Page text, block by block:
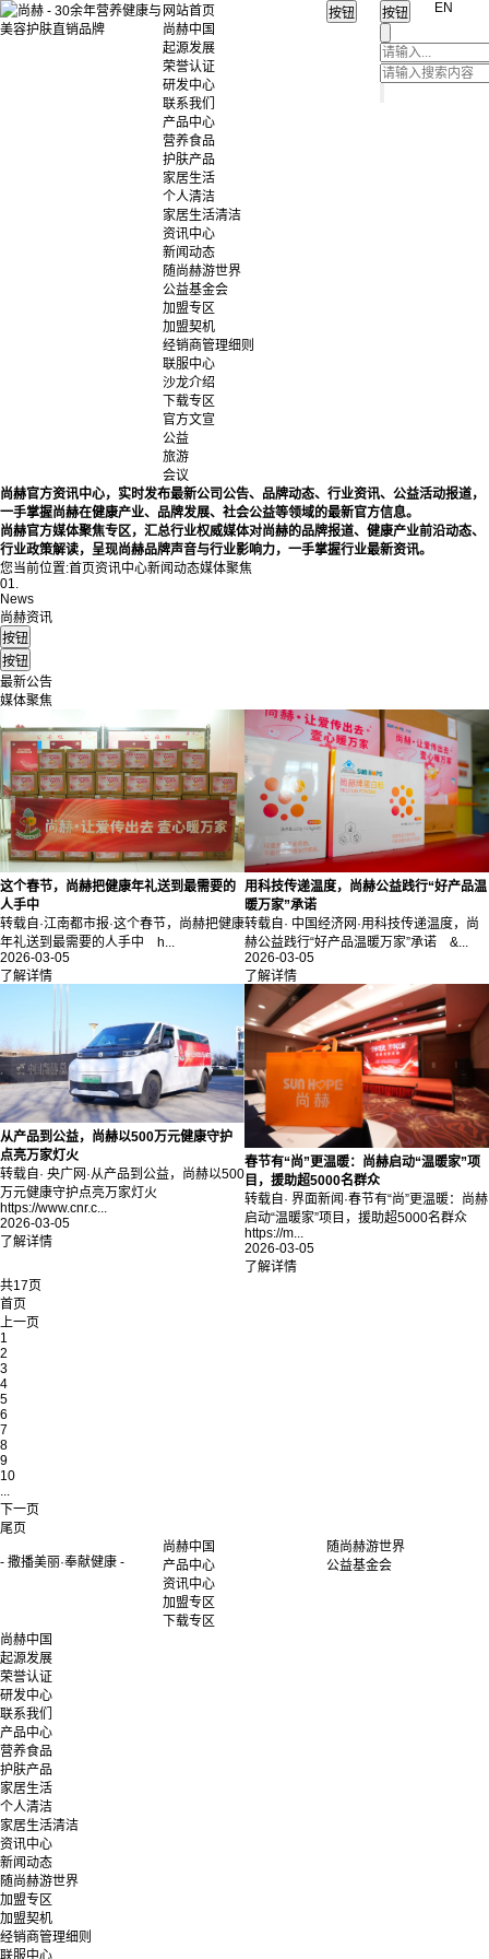
网站首页
尚赫中国
起源发展
荣誉认证
研发中心
联系我们
产品中心
营养食品
护肤产品
家居生活
个人清洁
家居生活清洁
资讯中心
新闻动态
随尚赫游世界
公益基金会
加盟专区
加盟契机
经销商管理细则
联服中心
沙龙介绍
下载专区
官方文宣
公益
旅游
会议
EN
尚赫官方资讯中心，实时发布最新公司公告、品牌动态、行业资讯、公益活动报道，
一手掌握尚赫在健康产业、品牌发展、社会公益等领域的最新官方信息。
尚赫官方媒体聚焦专区，汇总行业权威媒体对尚赫的品牌报道、健康产业前沿动态、
行业政策解读，呈现尚赫品牌声音与行业影响力，一手掌握行业最新资讯。
您当前位置:首页资讯中心新闻动态媒体聚焦
01.
News
尚赫资讯
最新公告
媒体聚焦
这个春节，尚赫把健康年礼送到最需要的
人手中
转载自·江南都市报·这个春节，尚赫把健康
年礼送到最需要的人手中 h...
2026-03-05
了解详情
用科技传递温度，尚赫公益践行“好产品温
暖万家”承诺
转载自· 中国经济网·用科技传递温度，尚
赫公益践行“好产品温暖万家”承诺 &...
2026-03-05
了解详情
从产品到公益，尚赫以500万元健康守护
点亮万家灯火
转载自· 央广网·从产品到公益，尚赫以500
万元健康守护点亮万家灯火
https://www.cnr.c...
2026-03-05
了解详情
春节有“尚”更温暖：尚赫启动“温暖家”项
目，援助超5000名群众
转载自· 界面新闻·春节有“尚”更温暖：尚赫
启动“温暖家”项目，援助超5000名群众
https://m...
2026-03-05
了解详情
共17页
首页
上一页
1
2
3
4
5
6
7
8
9
10
下一页
尾页
- 撒播美丽·奉献健康 -
尚赫中国
产品中心
资讯中心
加盟专区
下载专区
随尚赫游世界
公益基金会
尚赫中国
起源发展
荣誉认证
研发中心
联系我们
产品中心
营养食品
护肤产品
家居生活
个人清洁
家居生活清洁
资讯中心
新闻动态
随尚赫游世界
加盟专区
加盟契机
经销商管理细则
联服中心